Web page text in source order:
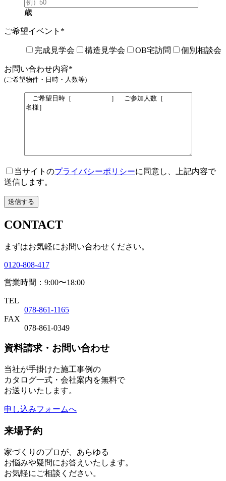
歳
ご希望イベント *
完成見学会 構造見学会 OB宅訪問 個別相談会
お問い合わせ内容*
(ご希望物件・日時・人数等)
当サイトのプライバシーポリシーに同意し、上記内容で
送信します。
CONTACT
まずはお気軽にお問い合わせください。
0120-808-417
営業時間：9:00〜18:00
TEL
078-861-1165
FAX
078-861-0349
資料請求・お問い合わせ
当社が手掛けた施工事例の
カタログ一式・会社案内を無料で
お送りいたします。
申し込みフォームへ
来場予約
家づくりのプロが、あらゆる
お悩みや疑問にお答えいたします。
お気軽にご相談ください。